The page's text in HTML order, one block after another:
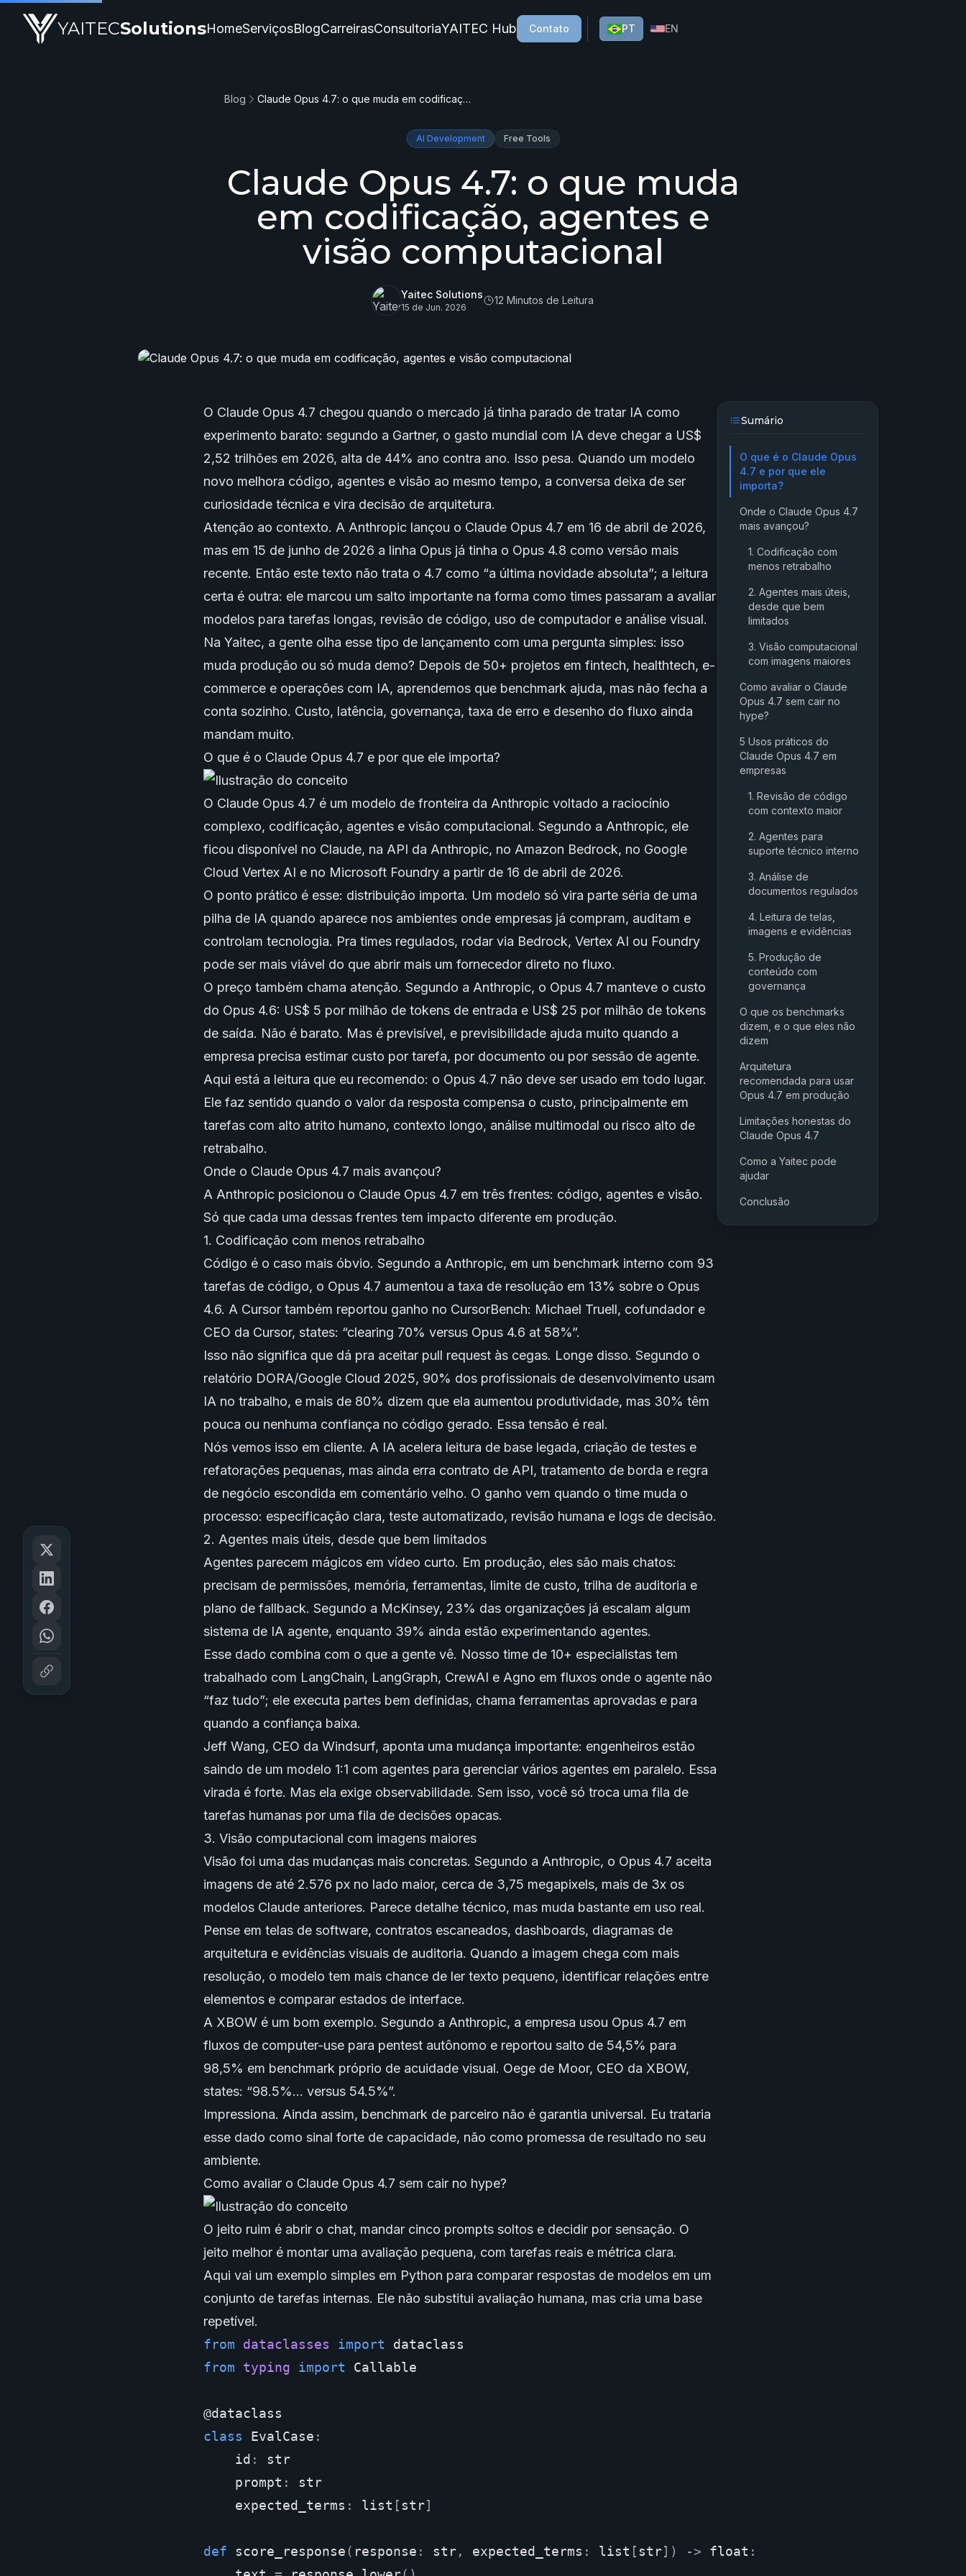
YAITECSolutionsHomeServiçosBlogCarreirasConsultoriaYAITEC Hub Contato PT EN
Blog Claude Opus 4.7: o que muda em codificação, agentes e visão computacional
AI Development Free Tools
Claude Opus 4.7: o que muda
em codificação, agentes e
visão computacional
Yaitec Solutions
15 de Jun. 2026
12 Minutos de Leitura
Sumário
O que é o Claude Opus
4.7 e por que ele
importa?
Onde o Claude Opus 4.7
mais avançou?
1. Codificação com
menos retrabalho
2. Agentes mais úteis,
desde que bem
limitados
3. Visão computacional
com imagens maiores
Como avaliar o Claude
Opus 4.7 sem cair no
hype?
5 Usos práticos do
Claude Opus 4.7 em
empresas
1. Revisão de código
com contexto maior
2. Agentes para
suporte técnico interno
3. Análise de
documentos regulados
4. Leitura de telas,
imagens e evidências
5. Produção de
conteúdo com
governança
O que os benchmarks
dizem, e o que eles não
dizem
Arquitetura
recomendada para usar
Opus 4.7 em produção
Limitações honestas do
Claude Opus 4.7
Como a Yaitec pode
ajudar
Conclusão
O Claude Opus 4.7 chegou quando o mercado já tinha parado de tratar IA como
experimento barato: segundo a Gartner, o gasto mundial com IA deve chegar a US$
2,52 trilhões em 2026, alta de 44% ano contra ano. Isso pesa. Quando um modelo
novo melhora código, agentes e visão ao mesmo tempo, a conversa deixa de ser
curiosidade técnica e vira decisão de arquitetura.
Atenção ao contexto. A Anthropic lançou o Claude Opus 4.7 em 16 de abril de 2026,
mas em 15 de junho de 2026 a linha Opus já tinha o Opus 4.8 como versão mais
recente. Então este texto não trata o 4.7 como “a última novidade absoluta”; a leitura
certa é outra: ele marcou um salto importante na forma como times passaram a avaliar
modelos para tarefas longas, revisão de código, uso de computador e análise visual.
Na Yaitec, a gente olha esse tipo de lançamento com uma pergunta simples: isso
muda produção ou só muda demo? Depois de 50+ projetos em fintech, healthtech, e-
commerce e operações com IA, aprendemos que benchmark ajuda, mas não fecha a
conta sozinho. Custo, latência, governança, taxa de erro e desenho do fluxo ainda
mandam muito.
O que é o Claude Opus 4.7 e por que ele importa?
O Claude Opus 4.7 é um modelo de fronteira da Anthropic voltado a raciocínio
complexo, codificação, agentes e visão computacional. Segundo a Anthropic, ele
ficou disponível no Claude, na API da Anthropic, no Amazon Bedrock, no Google
Cloud Vertex AI e no Microsoft Foundry a partir de 16 de abril de 2026.
O ponto prático é esse: distribuição importa. Um modelo só vira parte séria de uma
pilha de IA quando aparece nos ambientes onde empresas já compram, auditam e
controlam tecnologia. Pra times regulados, rodar via Bedrock, Vertex AI ou Foundry
pode ser mais viável do que abrir mais um fornecedor direto no fluxo.
O preço também chama atenção. Segundo a Anthropic, o Opus 4.7 manteve o custo
do Opus 4.6: US$ 5 por milhão de tokens de entrada e US$ 25 por milhão de tokens
de saída. Não é barato. Mas é previsível, e previsibilidade ajuda muito quando a
empresa precisa estimar custo por tarefa, por documento ou por sessão de agente.
Aqui está a leitura que eu recomendo: o Opus 4.7 não deve ser usado em todo lugar.
Ele faz sentido quando o valor da resposta compensa o custo, principalmente em
tarefas com alto atrito humano, contexto longo, análise multimodal ou risco alto de
retrabalho.
Onde o Claude Opus 4.7 mais avançou?
A Anthropic posicionou o Claude Opus 4.7 em três frentes: código, agentes e visão.
Só que cada uma dessas frentes tem impacto diferente em produção.
1. Codificação com menos retrabalho
Código é o caso mais óbvio. Segundo a Anthropic, em um benchmark interno com 93
tarefas de código, o Opus 4.7 aumentou a taxa de resolução em 13% sobre o Opus
4.6. A Cursor também reportou ganho no CursorBench: Michael Truell, cofundador e
CEO da Cursor, states: “clearing 70% versus Opus 4.6 at 58%”.
Isso não significa que dá pra aceitar pull request às cegas. Longe disso. Segundo o
relatório DORA/Google Cloud 2025, 90% dos profissionais de desenvolvimento usam
IA no trabalho, e mais de 80% dizem que ela aumentou produtividade, mas 30% têm
pouca ou nenhuma confiança no código gerado. Essa tensão é real.
Nós vemos isso em cliente. A IA acelera leitura de base legada, criação de testes e
refatorações pequenas, mas ainda erra contrato de API, tratamento de borda e regra
de negócio escondida em comentário velho. O ganho vem quando o time muda o
processo: especificação clara, teste automatizado, revisão humana e logs de decisão.
2. Agentes mais úteis, desde que bem limitados
Agentes parecem mágicos em vídeo curto. Em produção, eles são mais chatos:
precisam de permissões, memória, ferramentas, limite de custo, trilha de auditoria e
plano de fallback. Segundo a McKinsey, 23% das organizações já escalam algum
sistema de IA agente, enquanto 39% ainda estão experimentando agentes.
Esse dado combina com o que a gente vê. Nosso time de 10+ especialistas tem
trabalhado com LangChain, LangGraph, CrewAI e Agno em fluxos onde o agente não
“faz tudo”; ele executa partes bem definidas, chama ferramentas aprovadas e para
quando a confiança baixa.
Jeff Wang, CEO da Windsurf, aponta uma mudança importante: engenheiros estão
saindo de um modelo 1:1 com agentes para gerenciar vários agentes em paralelo. Essa
virada é forte. Mas ela exige observabilidade. Sem isso, você só troca uma fila de
tarefas humanas por uma fila de decisões opacas.
3. Visão computacional com imagens maiores
Visão foi uma das mudanças mais concretas. Segundo a Anthropic, o Opus 4.7 aceita
imagens de até 2.576 px no lado maior, cerca de 3,75 megapixels, mais de 3x os
modelos Claude anteriores. Parece detalhe técnico, mas muda bastante em uso real.
Pense em telas de software, contratos escaneados, dashboards, diagramas de
arquitetura e evidências visuais de auditoria. Quando a imagem chega com mais
resolução, o modelo tem mais chance de ler texto pequeno, identificar relações entre
elementos e comparar estados de interface.
A XBOW é um bom exemplo. Segundo a Anthropic, a empresa usou Opus 4.7 em
fluxos de computer-use para pentest autônomo e reportou salto de 54,5% para
98,5% em benchmark próprio de acuidade visual. Oege de Moor, CEO da XBOW,
states: “98.5%... versus 54.5%”.
Impressiona. Ainda assim, benchmark de parceiro não é garantia universal. Eu trataria
esse dado como sinal forte de capacidade, não como promessa de resultado no seu
ambiente.
Como avaliar o Claude Opus 4.7 sem cair no hype?
O jeito ruim é abrir o chat, mandar cinco prompts soltos e decidir por sensação. O
jeito melhor é montar uma avaliação pequena, com tarefas reais e métrica clara.
Aqui vai um exemplo simples em Python para comparar respostas de modelos em um
conjunto de tarefas internas. Ele não substitui avaliação humana, mas cria uma base
repetível.
from
dataclasses import
dataclass
from
typing import Callable
@dataclass
class
EvalCase :
id :
str
prompt :
str
expected_terms : list [str]
def score_response( response : str, expected_terms : list [str]) -> float :